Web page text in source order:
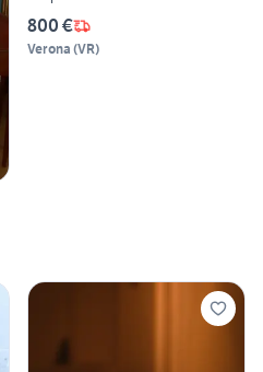
800 €
Verona (VR)